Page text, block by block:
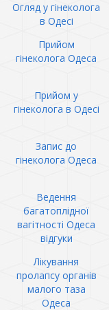
Огляд у гінеколога
в Одесі
Прийом
гінеколога Одеса
Прийом у
гінеколога в Одесі
Запис до
гінеколога Одеса
Ведення
багатоплідної
вагітності Одеса
відгуки
Лікування
пролапсу органів
малого таза
Одеса